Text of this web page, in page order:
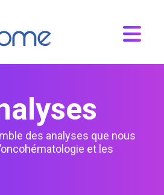
des analyses que nous
et les